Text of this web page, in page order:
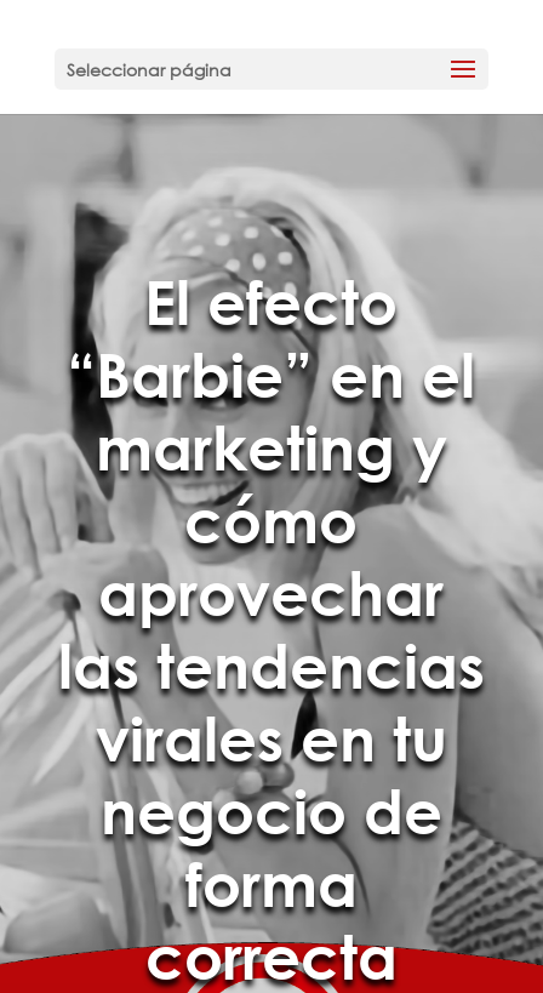
Seleccionar página
El efecto
“Barbie” en el
marketing y
cómo
aprovechar
las tendencias
virales en tu
negocio de
forma
correcta